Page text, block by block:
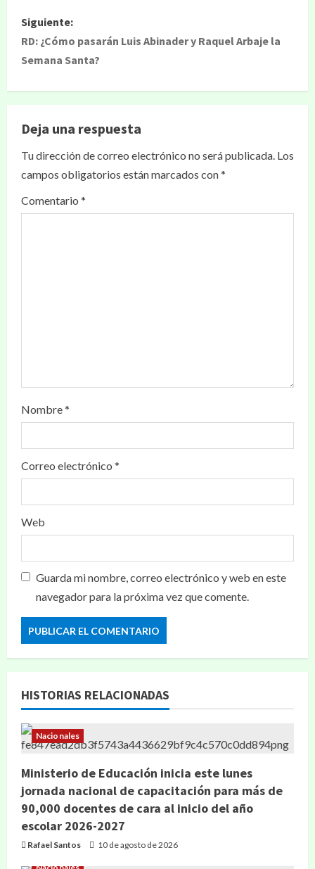
Siguiente:
RD: ¿Cómo pasarán Luis Abinader y Raquel Arbaje la
Semana Santa?
Deja una respuesta
Tu dirección de correo electrónico no será publicada. Los
campos obligatorios están marcados con*
Comentario *
Nombre*
Correo electrónico *
Web
Guarda mi nombre, correo electrónico y web en este
navegador para la próxima vez que comente.
HISTORIAS RELACIONADAS
Nacionales
Ministerio de Educación inicia este lunes
jornada nacional de capacitación para más de
90,000 docentes de cara al inicio del año
escolar 2026-2027
Rafael Santos 10 de agosto de 2026